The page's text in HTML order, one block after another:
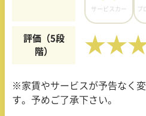
サービスカー
評価（5段
階）
※家賃やサービスが予告なく
す。予めご了承下さい。